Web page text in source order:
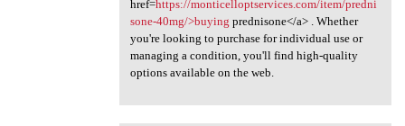
href=https://monticelloptservices.com/item/predni
sone-40mg/>buying prednisone</a> . Whether
you're looking to purchase for individual use or
managing a condition, you'll find high-quality
options available on the web.